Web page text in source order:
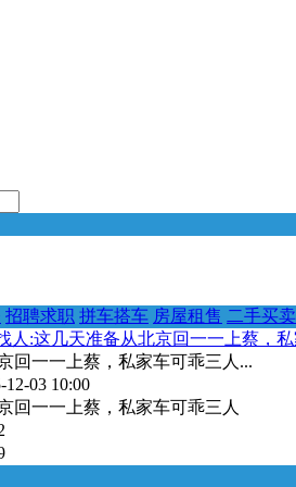
招聘求职 拼车搭车 房屋租售 二手买卖
人:这几天准备从北京回一一上蔡，
回一一上蔡，私家车可乖三人...
03 10:00
回一一上蔡，私家车可乖三人